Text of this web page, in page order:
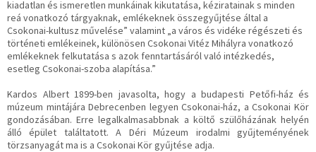
kiadatlan és ismeretlen munkáinak kikutatása, kéziratainak s minden
reá vonatkozó tárgyaknak, emlékeknek összegyűjtése által a
Csokonai-kultusz művelése” valamint „a város és vidéke régészeti és
történeti emlékeinek, különösen Csokonai Vitéz Mihályra vonatkozó
emlékeknek felkutatása s azok fenntartásáról való intézkedés,
esetleg Csokonai-szoba alapítása.”
Kardos Albert 1899-ben javasolta, hogy a budapesti Petőfi-ház és
múzeum mintájára Debrecenben legyen Csokonai-ház, a Csokonai Kör
gondozásában. Erre legalkalmasabbnak a költő szülőházának helyén
álló épület találtatott. A Déri Múzeum irodalmi gyűjteményének
törzsanyagát ma is a Csokonai Kör gyűjtése adja.